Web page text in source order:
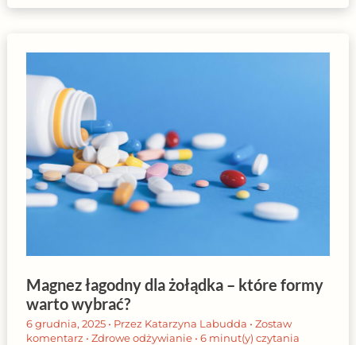
Magnez łagodny dla żołądka – które formy
warto wybrać?
6 grudnia, 2025 • Przez Katarzyna Labudda • Zostaw
komentarz • Zdrowe odżywianie• 6 minut(y) czytania